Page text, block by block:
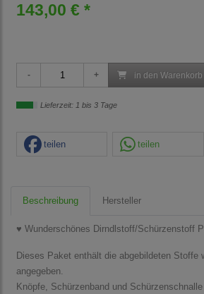
143,00 € *
in den Warenkorb
Lieferzeit: 1 bis 3 Tage
teilen teilen
Beschreibung Hersteller
♥ Wunderschönes Dirndlstoff/Schürzenstoff
Dieses Paket enthält die abgebildeten Stoffe
angegeben.
Knöpfe, Schürzenband und